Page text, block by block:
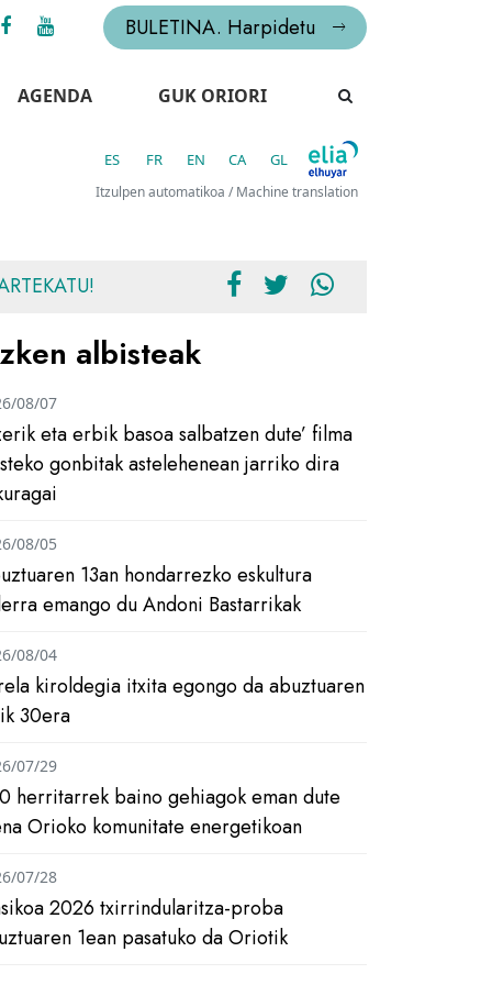
BULETINA. Harpidetu
AGENDA GUK ORIORI
ES FR EN CA GL
Itzulpen automatikoa / Machine translation
albisteak
eta erbik basoa salbatzen dute’ filma
gonbitak astelehenean jarriko dira
08/07
13an hondarrezko eskultura
emango du Andoni Bastarrikak
08/05
kiroldegia itxita egongo da abuztuaren
30era
08/04
herritarrek baino gehiagok eman dute
Orioko komunitate energetikoan
07/29
2026 txirrindularitza-proba
1ean pasatuko da Oriotik
07/28